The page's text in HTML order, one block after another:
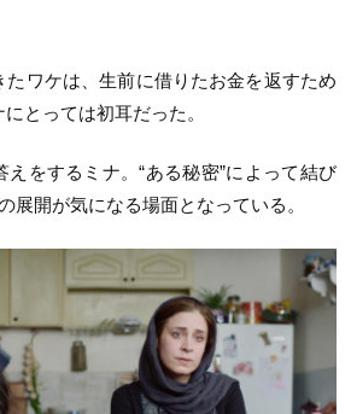
たワケは、生前に借りたお金を返すため
とっては初耳だった。
えをするミナ。“ある秘密”によって結び
展開が気になる場面となっている。